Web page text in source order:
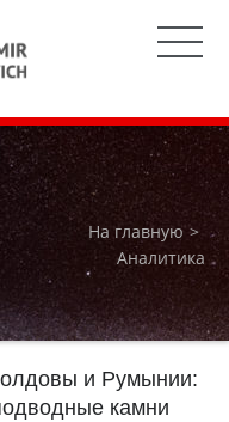
На главную
Аналитика
и Румынии:
камни